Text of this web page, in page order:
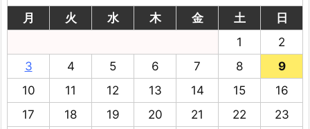
月
火 水 木 金 土
日
1
2
3
4 5 6 7 8
9
10
11 12 13 14 15
16
17
18 19 20 21 22
23